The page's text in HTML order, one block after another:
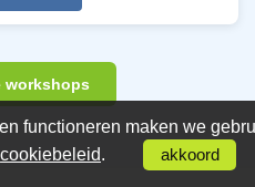
workshops
functioneren maken we
cookiebeleid. akkoord